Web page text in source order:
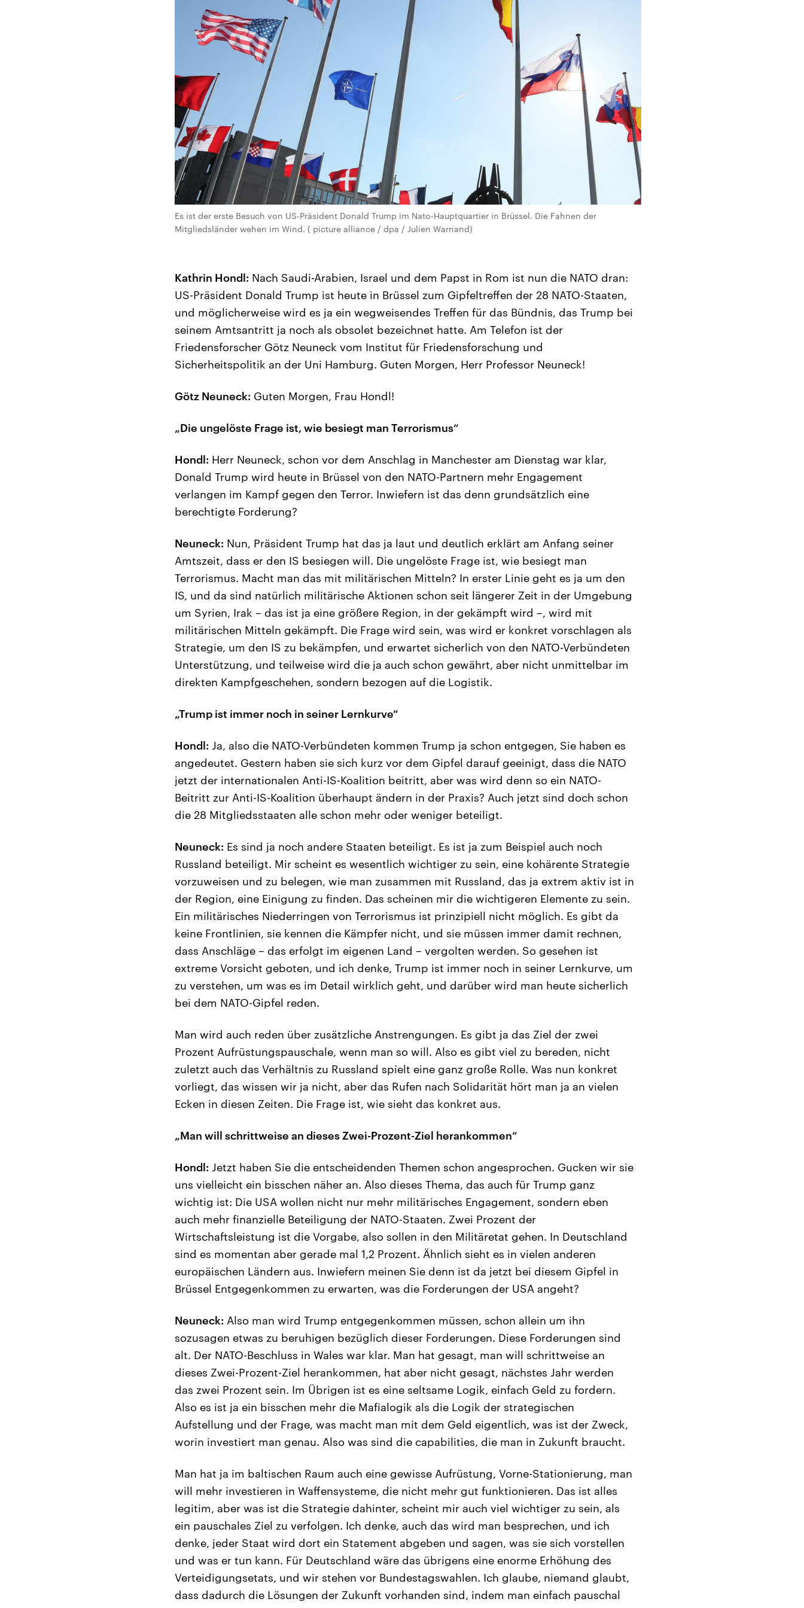
Es ist der erste Besuch von US-Präsident Donald Trump im Nato-Hauptquartier in Brüssel. Die Fahnen der
Mitgliedsländer wehen im Wind. ( picture alliance / dpa / Julien Warnand)
Kathrin Hondl: Nach Saudi-Arabien, Israel und dem Papst in Rom ist nun die NATO dran:
US-Präsident Donald Trump ist heute in Brüssel zum Gipfeltreffen der 28 NATO-Staaten,
und möglicherweise wird es ja ein wegweisendes Treffen für das Bündnis, das Trump bei
seinem Amtsantritt ja noch als obsolet bezeichnet hatte. Am Telefon ist der
Friedensforscher Götz Neuneck vom Institut für Friedensforschung und
Sicherheitspolitik an der Uni Hamburg. Guten Morgen, Herr Professor Neuneck!
Götz Neuneck: Guten Morgen, Frau Hondl!
„Die ungelöste Frage ist, wie besiegt man Terrorismus“
Hondl: Herr Neuneck, schon vor dem Anschlag in Manchester am Dienstag war klar,
Donald Trump wird heute in Brüssel von den NATO-Partnern mehr Engagement
verlangen im Kampf gegen den Terror. Inwiefern ist das denn grundsätzlich eine
berechtigte Forderung?
Neuneck: Nun, Präsident Trump hat das ja laut und deutlich erklärt am Anfang seiner
Amtszeit, dass er den IS besiegen will. Die ungelöste Frage ist, wie besiegt man
Terrorismus. Macht man das mit militärischen Mitteln? In erster Linie geht es ja um den
IS, und da sind natürlich militärische Aktionen schon seit längerer Zeit in der Umgebung
um Syrien, Irak – das ist ja eine größere Region, in der gekämpft wird –, wird mit
militärischen Mitteln gekämpft. Die Frage wird sein, was wird er konkret vorschlagen als
Strategie, um den IS zu bekämpfen, und erwartet sicherlich von den NATO-Verbündeten
Unterstützung, und teilweise wird die ja auch schon gewährt, aber nicht unmittelbar im
direkten Kampfgeschehen, sondern bezogen auf die Logistik.
„Trump ist immer noch in seiner Lernkurve“
Hondl: Ja, also die NATO-Verbündeten kommen Trump ja schon entgegen, Sie haben es
angedeutet. Gestern haben sie sich kurz vor dem Gipfel darauf geeinigt, dass die NATO
jetzt der internationalen Anti-IS-Koalition beitritt, aber was wird denn so ein NATO-
Beitritt zur Anti-IS-Koalition überhaupt ändern in der Praxis? Auch jetzt sind doch schon
die 28 Mitgliedsstaaten alle schon mehr oder weniger beteiligt.
Neuneck: Es sind ja noch andere Staaten beteiligt. Es ist ja zum Beispiel auch noch
Russland beteiligt. Mir scheint es wesentlich wichtiger zu sein, eine kohärente Strategie
vorzuweisen und zu belegen, wie man zusammen mit Russland, das ja extrem aktiv ist in
der Region, eine Einigung zu finden. Das scheinen mir die wichtigeren Elemente zu sein.
Ein militärisches Niederringen von Terrorismus ist prinzipiell nicht möglich. Es gibt da
keine Frontlinien, sie kennen die Kämpfer nicht, und sie müssen immer damit rechnen,
dass Anschläge – das erfolgt im eigenen Land – vergolten werden. So gesehen ist
extreme Vorsicht geboten, und ich denke, Trump ist immer noch in seiner Lernkurve, um
zu verstehen, um was es im Detail wirklich geht, und darüber wird man heute sicherlich
bei dem NATO-Gipfel reden.
Man wird auch reden über zusätzliche Anstrengungen. Es gibt ja das Ziel der zwei
Prozent Aufrüstungspauschale, wenn man so will. Also es gibt viel zu bereden, nicht
zuletzt auch das Verhältnis zu Russland spielt eine ganz große Rolle. Was nun konkret
vorliegt, das wissen wir ja nicht, aber das Rufen nach Solidarität hört man ja an vielen
Ecken in diesen Zeiten. Die Frage ist, wie sieht das konkret aus.
„Man will schrittweise an dieses Zwei-Prozent-Ziel herankommen“
Hondl: Jetzt haben Sie die entscheidenden Themen schon angesprochen. Gucken wir sie
uns vielleicht ein bisschen näher an. Also dieses Thema, das auch für Trump ganz
wichtig ist: Die USA wollen nicht nur mehr militärisches Engagement, sondern eben
auch mehr finanzielle Beteiligung der NATO-Staaten. Zwei Prozent der
Wirtschaftsleistung ist die Vorgabe, also sollen in den Militäretat gehen. In Deutschland
sind es momentan aber gerade mal 1,2 Prozent. Ähnlich sieht es in vielen anderen
europäischen Ländern aus. Inwiefern meinen Sie denn ist da jetzt bei diesem Gipfel in
Brüssel Entgegenkommen zu erwarten, was die Forderungen der USA angeht?
Neuneck: Also man wird Trump entgegenkommen müssen, schon allein um ihn
sozusagen etwas zu beruhigen bezüglich dieser Forderungen. Diese Forderungen sind
alt. Der NATO-Beschluss in Wales war klar. Man hat gesagt, man will schrittweise an
dieses Zwei-Prozent-Ziel herankommen, hat aber nicht gesagt, nächstes Jahr werden
das zwei Prozent sein. Im Übrigen ist es eine seltsame Logik, einfach Geld zu fordern.
Also es ist ja ein bisschen mehr die Mafialogik als die Logik der strategischen
Aufstellung und der Frage, was macht man mit dem Geld eigentlich, was ist der Zweck,
worin investiert man genau. Also was sind die capabilities, die man in Zukunft braucht.
Man hat ja im baltischen Raum auch eine gewisse Aufrüstung, Vorne-Stationierung, man
will mehr investieren in Waffensysteme, die nicht mehr gut funktionieren. Das ist alles
legitim, aber was ist die Strategie dahinter, scheint mir auch viel wichtiger zu sein, als
ein pauschales Ziel zu verfolgen. Ich denke, auch das wird man besprechen, und ich
denke, jeder Staat wird dort ein Statement abgeben und sagen, was sie sich vorstellen
und was er tun kann. Für Deutschland wäre das übrigens eine enorme Erhöhung des
Verteidigungsetats, und wir stehen vor Bundestagswahlen. Ich glaube, niemand glaubt,
dass dadurch die Lösungen der Zukunft vorhanden sind, indem man einfach pauschal